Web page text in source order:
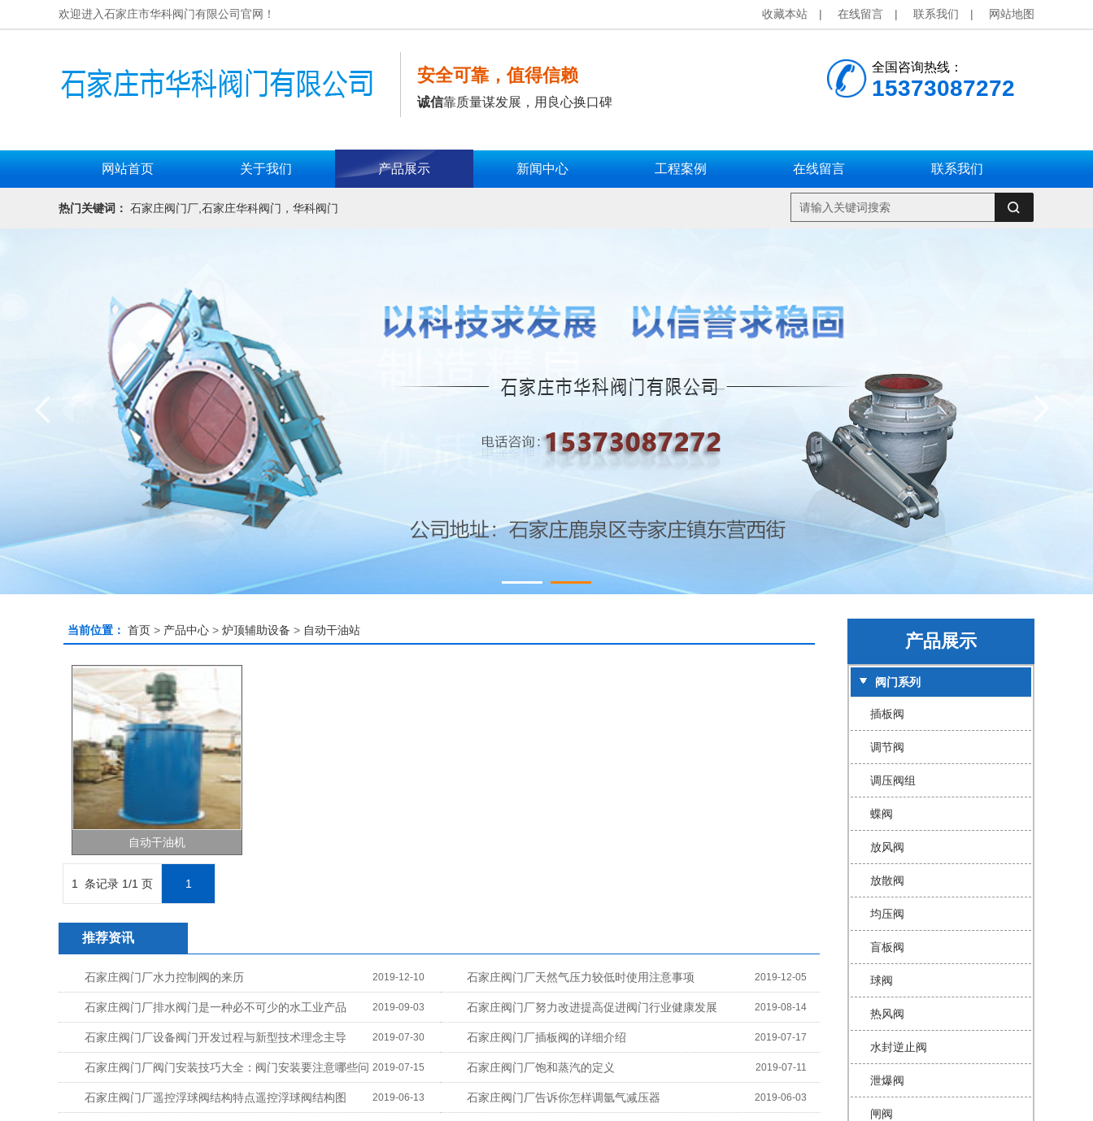
收藏本站 | 在线留言 | 联系我们 | 网站地图
欢迎进入石家庄市华科阀门有限公司官网！
安全可靠，值得信赖
诚信靠质量谋发展，用良心换口碑
全国咨询热线：
15373087272
网站首页 关于我们 产品展示 新闻中心 工程案例 在线留言 联系我们
热门关键词： 石家庄阀门厂,石家庄华科阀门，华科阀门
当前位置： 首页 > 产品中心 > 炉顶辅助设备 > 自动干油站
自动干油机
1 条记录 1/1 页 1
推荐资讯
2019-12-10
石家庄阀门厂水力控制阀的来历 2019-12-05
石家庄阀门厂​天然气压力较低时使用注意事项
2019-09-03
石家庄阀门厂排水阀门是一种必不可少的水工业产品 2019-08-14
石家庄阀门厂努力改进提高促进阀门行业健康发展
2019-07-30
石家庄阀门厂设备阀门开发过程与新型技术理念主导 2019-07-17
石家庄阀门厂插板阀的详细介绍
2019-07-15
石家庄阀门厂阀门安装技巧大全：阀门安装要注意哪些问
题？
2019-07-11
石家庄阀门厂饱和蒸汽的定义
2019-06-13
石家庄阀门厂遥控浮球阀结构特点遥控浮球阀结构图 2019-06-03
石家庄阀门厂告诉你怎样调氩气减压器
产品展示
阀门系列
插板阀
调节阀
调压阀组
蝶阀
放风阀
放散阀
均压阀
盲板阀
球阀
热风阀
水封逆止阀
泄爆阀
闸阀